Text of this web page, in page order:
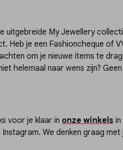
uitgebreide My Jewellery
Heb je een Fashioncheque of
om je nieuwe items te
helemaal naar wens zijn?
voor je klaar in onze winkels
We denken graag met